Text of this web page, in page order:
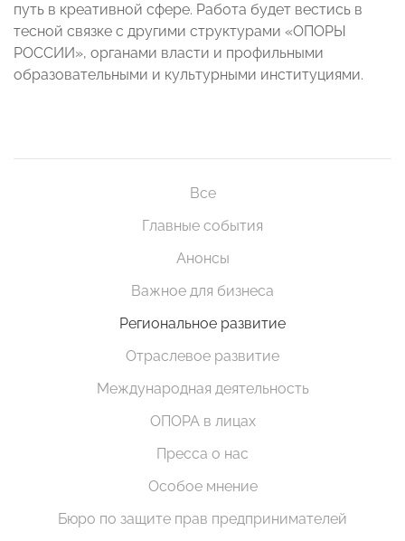
путь в креативной сфере. Работа будет вестись в
тесной связке с другими структурами «ОПОРЫ
РОССИИ», органами власти и профильными
образовательными и культурными институциями.
Все
Главные события
Анонсы
Важное для бизнеса
Региональное развитие
Отраслевое развитие
Международная деятельность
ОПОРА в лицах
Пресса о нас
Особое мнение
Бюро по защите прав предпринимателей